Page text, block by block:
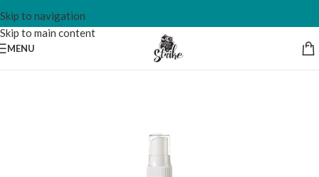
Skip to navigation
Skip to main content
MENU